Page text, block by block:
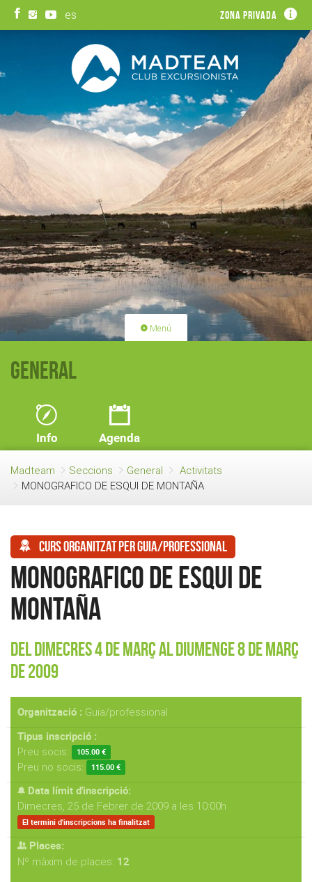
es Zona privada
Menú
FES-TE SOCI
General
Info Agenda
Madteam Seccions General
Activitats
MONOGRAFICO DE ESQUI DE MONTAÑA
Curs organitzat per guia/professional
MONOGRAFICO DE ESQUI DE
MONTAÑA
Del Dimecres 4 de Març al Diumenge 8 de Març
de 2009
Organització : Guia/professional
Tipus inscripció :
Preu socis: 105.00 €
Preu no socis: 115.00 €
Data límit d'inscripció:
Dimecres, 25 de Febrer de 2009 a les 10:00h
El termini d'inscripcions ha finalitzat
Places:
Nº màxim de places: 12